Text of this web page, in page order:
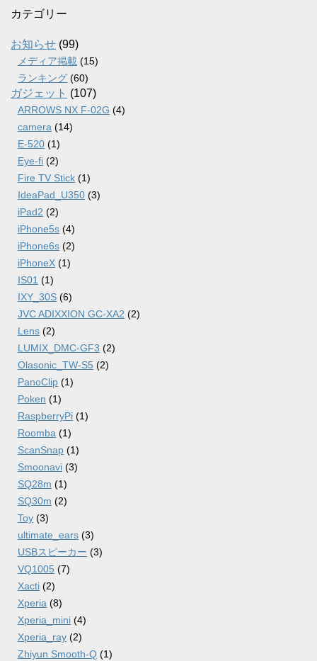
カ
ブ
カテゴリー
お知らせ (99)
メディア掲載 (15)
ランキング (60)
ガジェット (107)
ARROWS NX F-02G (4)
camera (14)
E-520 (1)
Eye-fi (2)
Fire TV Stick (1)
IdeaPad_U350 (3)
iPad2 (2)
iPhone5s (4)
iPhone6s (2)
iPhoneX (1)
IS01 (1)
IXY_30S (6)
JVC ADIXXION GC-XA2 (2)
Lens (2)
LUMIX_DMC-GF3 (2)
Olasonic_TW-S5 (2)
PanoClip (1)
Poken (1)
RaspberryPi (1)
Roomba (1)
ScanSnap (1)
Smoonavi (3)
SQ28m (1)
SQ30m (2)
Toy (3)
ultimate_ears (3)
USBスピーカー (3)
VQ1005 (7)
Xacti (2)
Xperia (8)
Xperia_mini (4)
Xperia_ray (2)
Zhiyun Smooth-Q (1)